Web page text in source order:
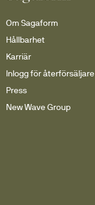
Om Sagaform
Hållbarhet
Karriär
Inlogg för återförsäljare
Press
New Wave Group